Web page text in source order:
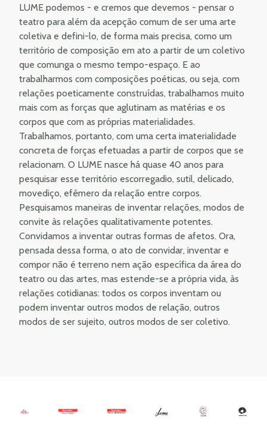
LUME podemos - e cremos que devemos - pensar o
teatro para além da acepção comum de ser uma arte
coletiva e defini-lo, de forma mais precisa, como um
território de composição em ato a partir de um coletivo
que comunga o mesmo tempo-espaço. E ao
trabalharmos com composições poéticas, ou seja, com
relações poeticamente construídas, trabalhamos muito
mais com as forças que aglutinam as matérias e os
corpos que com as próprias materialidades.
Trabalhamos, portanto, com uma certa imaterialidade
concreta de forças efetuadas a partir de corpos que se
relacionam. O LUME nasce há quase 40 anos para
pesquisar esse território escorregadio, sutil, delicado,
movediço, efêmero da relação entre corpos.
Pesquisamos maneiras de inventar relações, modos de
convite às relações qualitativamente potentes.
Convidamos a inventar outras formas de afetos. Ora,
pensada dessa forma, o ato de convidar, inventar e
compor não é terreno nem ação específica da área do
teatro ou das artes, mas estende-se a própria vida, às
relações cotidianas: todos os corpos inventam ou
podem inventar outros modos de relação, outros
modos de ser sujeito, outros modos de ser coletivo.